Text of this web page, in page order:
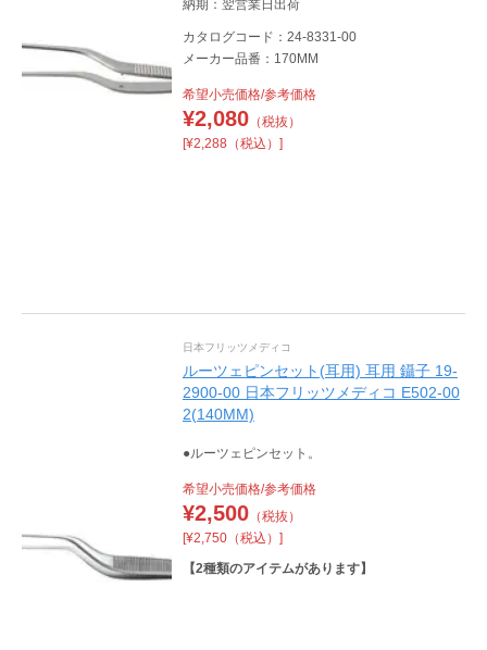
納期：翌営業日出荷
カタログコード：24-8331-00
メーカー品番：170MM
希望小売価格/参考価格
¥2,080（税抜）
[¥2,288（税込）]
日本フリッツメディコ
ルーツェピンセット(耳用) 耳用 鑷子 19-
2900-00 日本フリッツメディコ E502-00
2(140MM)
●ルーツェピンセット。
希望小売価格/参考価格
¥2,500（税抜）
[¥2,750（税込）]
【2種類のアイテムがあります】